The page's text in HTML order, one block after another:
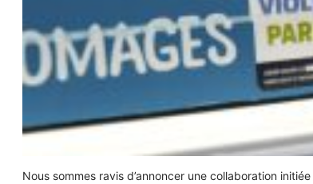
Nous sommes ravis d’annoncer une collaboration